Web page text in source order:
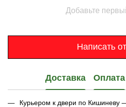
Добавьте
Написать
Доставка Оплата
Курьером к двери по Кишиневу